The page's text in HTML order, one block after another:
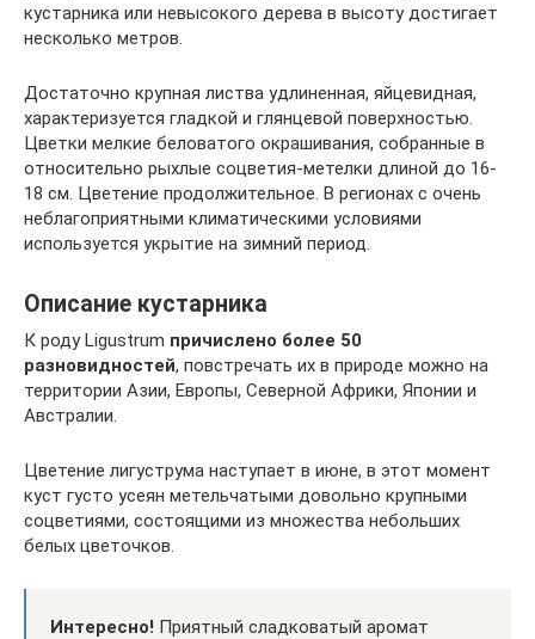
кустарника или невысокого дерева в высоту достигает
несколько метров.
Достаточно крупная листва удлиненная, яйцевидная,
характеризуется гладкой и глянцевой поверхностью.
Цветки мелкие беловатого окрашивания, собранные в
относительно рыхлые соцветия-метелки длиной до 16-
18 см. Цветение продолжительное. В регионах с очень
неблагоприятными климатическими условиями
используется укрытие на зимний период.
Описание кустарника
К роду Ligustrum причислено более 50
разновидностей, повстречать их в природе можно на
территории Азии, Европы, Северной Африки, Японии и
Австралии.
Цветение лигуструма наступает в июне, в этот момент
куст густо усеян метельчатыми довольно крупными
соцветиями, состоящими из множества небольших
белых цветочков.
Интересно! Приятный сладковатый аромат